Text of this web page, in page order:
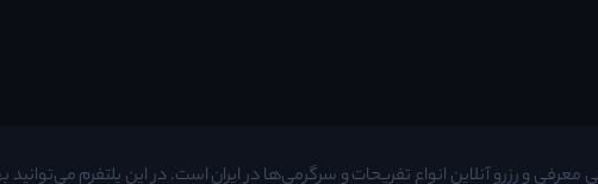
و رزرو آنلاین انواع تفریحات و سرگرمی‌ها در ایران است. در این پلتفرم می‌توانید